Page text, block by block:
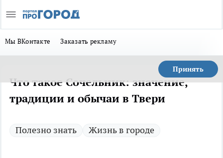
Мы ВКонтакте Заказать рекламу
Принять
Что такое Сочельник: значение,
традиции и обычаи в Твери
Полезно знать Жизнь в городе